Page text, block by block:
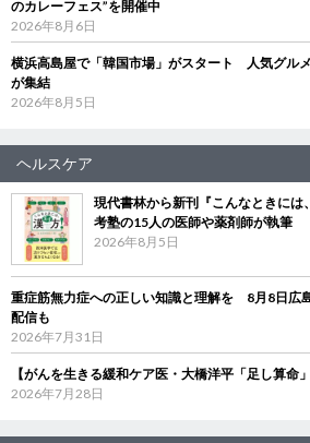
のカレーフェス”を開催中
2026年8月6日
横浜高島屋で「韓国市場」がスタート 人気グル
が集結
2026年8月5日
ヘルスケア
現代書林から新刊『こんなときに
考塾の15人の医師や薬剤師が執筆
2026年8月5日
重症筋無力症への正しい知識と理解を 8月8日広
配信も
2026年7月31日
【がんを生きる緩和ケア医・大橋洋平「足し算命
2026年7月28日